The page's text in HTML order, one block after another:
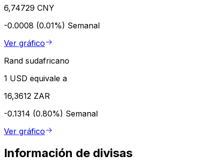
6,74729 CNY
-0.0008 (0.01%) Semanal
Ver gráfico
Rand sudafricano
1 USD equivale a
16,3612 ZAR
-0.1314 (0.80%) Semanal
Ver gráfico
Información de divisas